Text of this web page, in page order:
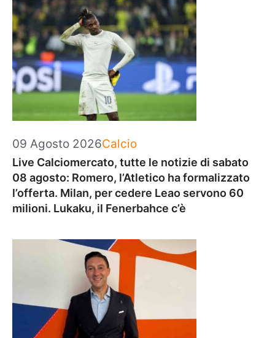
09 Agosto 2026Categorie
Calcio
Live Calciomercato, tutte le notizie di sabato
08 agosto: Romero, l’Atletico ha formalizzato
l’offerta. Milan, per cedere Leao servono 60
milioni. Lukaku, il Fenerbahce c’è